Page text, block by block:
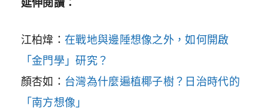
延伸閱讀：
江柏煒：在戰地與邊陲想像之外，如何開啟
「金門學」研究？
顏杏如： 台灣為什麼遍植椰子樹？日治時代的
「南方想像」